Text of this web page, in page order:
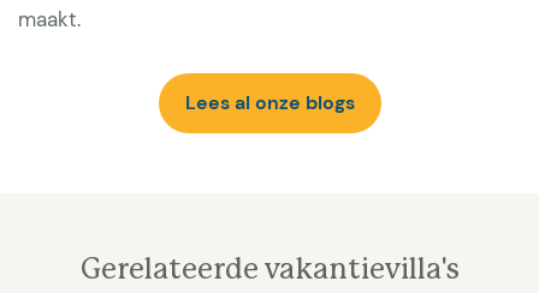
maakt.
Lees al onze blogs
Gerelateerde vakantievilla's